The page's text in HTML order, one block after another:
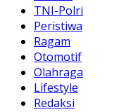
TNI-Polri
Peristiwa
Ragam
Otomotif
Olahraga
Lifestyle
Redaksi